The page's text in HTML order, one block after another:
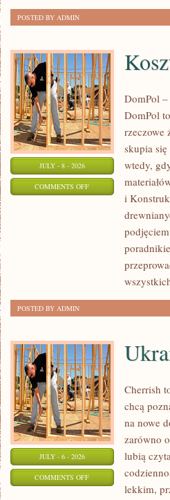
POSTED BY ADMIN
JULY - 8 - 2026
COMMENTS OFFON
FINANSOWANIE
DomPol
DomPol
rzeczowe
skupia
wtedy,
i
POSTED BY ADMIN
JULY - 6 - 2026
COMMENTS OFFON
Cherrish
chcą
na nowe
zarówno
lubią
lekkim,